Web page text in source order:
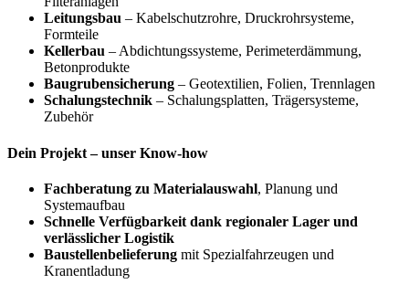
Leitungsbau – Kabelschutzrohre, Druckrohrsysteme,
Formteile
Kellerbau – Abdichtungssysteme, Perimeterdämmung,
Betonprodukte
Baugrubensicherung – Geotextilien, Folien, Trennlagen
Schalungstechnik – Schalungsplatten, Trägersysteme,
Zubehör
Dein Projekt – unser Know-how
Fachberatung zu Materialauswahl, Planung und
Systemaufbau
Schnelle Verfügbarkeit dank regionaler Lager und
verlässlicher Logistik
Baustellenbelieferung mit Spezialfahrzeugen und
Kranentladung